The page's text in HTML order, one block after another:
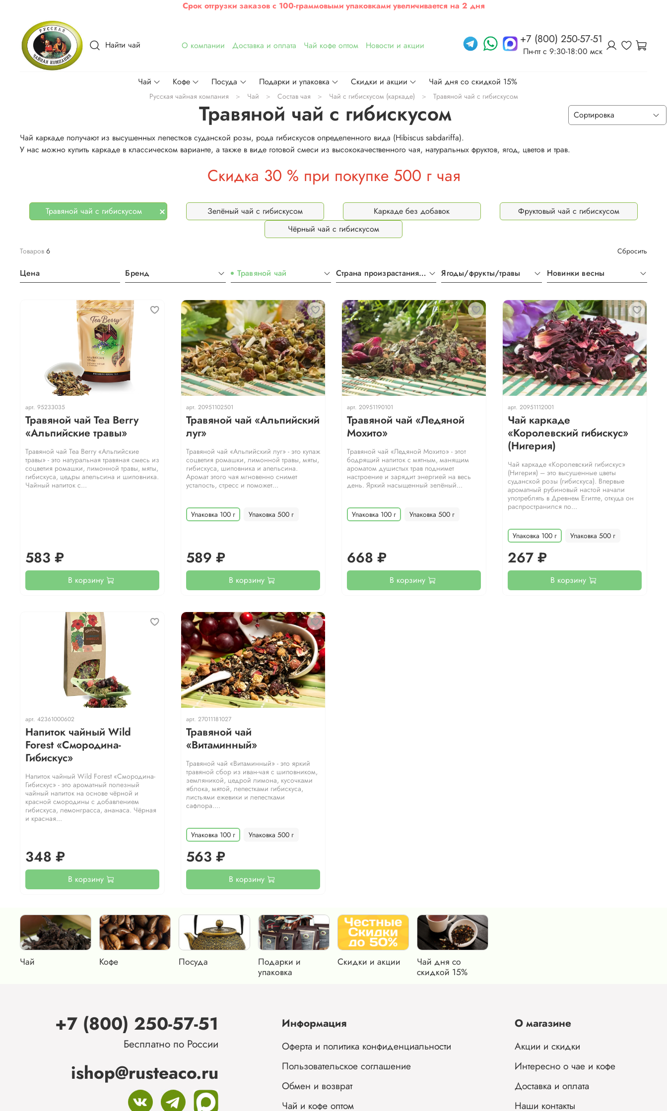
Срок отгрузки заказов с 100-граммовыми упаковками увеличивается на 2 дня
Найти чай О компании Доставка и оплата Чай кофе оптом Новости и акции +7 (800) 250-57-51
Пн-пт c 9:30-18:00 мск
Чай Кофе Посуда Подарки и упаковка Скидки и акции Чай дня со скидкой 15%
Русская чайная компания Чай Состав чая Чай с гибискусом (каркаде) Травяной чай с гибискусом
Травяной чай с гибискусом
Чай каркаде получают из высушенных лепестков суданской розы, рода гибискусов определенного вида (Hibiscus sabdariffa).
У нас можно купить каркаде в классическом варианте, а также в виде готовой смеси из высококачественного чая, натуральных фруктов, ягод, цветов и трав.
Скидка 30 % при покупке 500 г чая
Травяной чай с гибискусом Зелёный чай с гибискусом Каркаде без добавок
Фруктовый чай с гибискусом
Чёрный чай с гибискусом
Товаров 6 Сбросить
Цена Бренд Травяной чай Страна произрастания чая Ягоды/фрукты/травы Новинки весны
арт. 95233035
Травяной чай Теа Berry
«Альпийские травы»
Травяной чай Теа Berry «Альпийские
травы» - это натуральная травяная смесь из
соцветия ромашки, лимонной травы, мяты,
гибискуса, цедры апельсина и шиповника.
Чайный напиток с...
583 ₽
В корзину
арт. 20951102501
Травяной чай «Альпийский
луг»
Травяной чай «Альпийский луг» - это купаж
соцветия ромашки, лимонной травы, мяты,
гибискуса, шиповника и апельсина.
Аромат этого чая мгновенно снимет
усталость, стресс и поможет...
Упаковка 100 г Упаковка 500 г
589 ₽
В корзину
арт. 20951190101
Травяной чай «Ледяной
Мохито»
Травяной чай «Ледяной Мохито» - этот
бодрящий напиток с мятным, манящим
ароматом душистых трав поднимет
настроение и зарядит энергией на весь
день. Яркий насыщенный зелёный...
Упаковка 100 г Упаковка 500 г
668 ₽
В корзину
арт. 20951112001
Чай каркаде
«Королевский гибискус»
(Нигерия)
Чай каркаде «Королевский гибискус»
(Нигерия) – это высушенные цветы
суданской розы (гибискуса). Впервые
ароматный рубиновый настой начали
употреблять в Древнем Египте, откуда он
распространился по...
Упаковка 100 г Упаковка 500 г
267 ₽
В корзину
арт. 42361000602
Напиток чайный Wild
Forest «Смородина-
Гибискус»
Напиток чайный Wild Forest «Смородина-
Гибискус» - это ароматный полезный
чайный напиток на основе чёрной и
красной смородины с добавлением
гибискуса, лемонграсса, ананаса. Чёрная
и красная...
348 ₽
В корзину
арт. 27011181027
Травяной чай
«Витаминный»
Травяной чай «Витаминный» - это яркий
травяной сбор из иван-чая с шиповником,
земляникой, цедрой лимона, кусочками
яблока, мятой, лепестками гибискуса,
листьями ежевики и лепестками
сафлора....
Упаковка 100 г Упаковка 500 г
563 ₽
В корзину
Чай Кофе Посуда
Подарки и
упаковка
Скидки и акции
Чай дня со
скидкой 15%
Информация
Оферта и политика конфиденциальности
Пользовательское соглашение
Обмен и возврат
Чай и кофе оптом
О магазине
Акции и скидки
Интересно о чае и кофе
Доставка и оплата
Наши контакты
+7 (800) 250-57-51
Бесплатно по России
ishop@rusteaco.ru